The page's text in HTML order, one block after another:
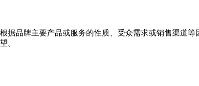
品牌主要产品或服务的性质、受众需求或销售渠道
。